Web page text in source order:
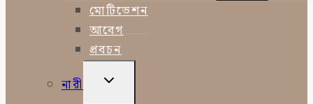
মোটিভেশন
আবেগ
প্রবচন
নারী
TOGGLE